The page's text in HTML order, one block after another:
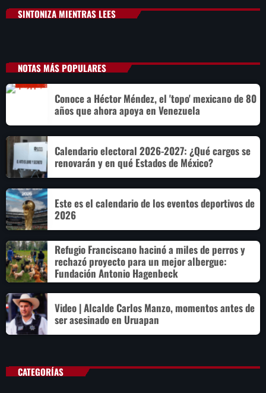
SINTONIZA MIENTRAS LEES
NOTAS MÁS POPULARES
Conoce a Héctor Méndez, el 'topo' mexicano de 80
años que ahora apoya en Venezuela
Calendario electoral 2026-2027: ¿Qué cargos se
renovarán y en qué Estados de México?
Este es el calendario de los eventos deportivos de
2026
Refugio Franciscano hacinó a miles de perros y
rechazó proyecto para un mejor albergue:
Fundación Antonio Hagenbeck
Video | Alcalde Carlos Manzo, momentos antes de
ser asesinado en Uruapan
CATEGORÍAS